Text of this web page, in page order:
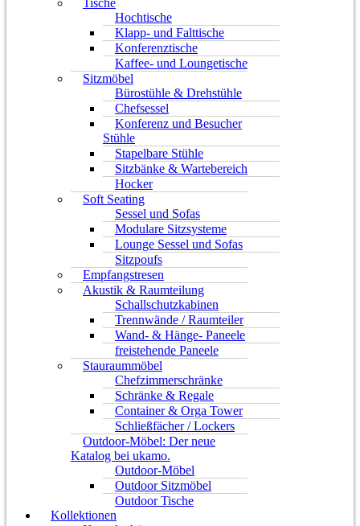
Tische
Hochtische
Klapp- und Falttische
Konferenztische
Kaffee- und Loungetische
Sitzmöbel
Bürostühle & Drehstühle
Chefsessel
Konferenz und Besucher
Stühle
Stapelbare Stühle
Sitzbänke & Wartebereich
Hocker
Soft Seating
Sessel und Sofas
Modulare Sitzsysteme
Lounge Sessel und Sofas
Sitzpoufs
Empfangstresen
Akustik & Raumteilung
Schallschutzkabinen
Trennwände / Raumteiler
Wand- & Hänge- Paneele
freistehende Paneele
Stauraummöbel
Chefzimmerschränke
Schränke & Regale
Container & Orga Tower
Schließfächer / Lockers
Outdoor-Möbel: Der neue
Katalog bei ukamo.
Outdoor-Möbel
Outdoor Sitzmöbel
Outdoor Tische
Kollektionen